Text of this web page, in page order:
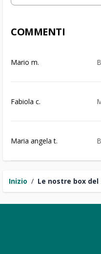
Inizio / Le nostre box del
COMMENTI
Mario m.
Fabiola c.
Maria angela t.